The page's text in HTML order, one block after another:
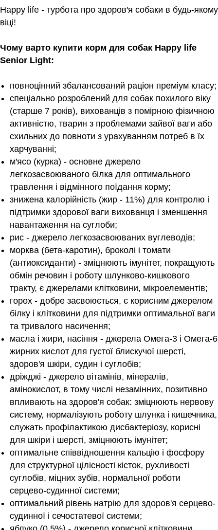
Happy life - турбота про здоров'я собаки в будь-якому
віці!
Чому варто купити корм для собак Happy life
Senior Light:
повноцінний збалансований раціон преміум класу;
спеціально розроблений для собак похилого віку
(старше 7 років), вихованців з помірною фізичною
активністю, тварин з проблемами зайвої ваги або
схильних до повноти з урахуванням потреб в їх
харчуванні;
м'ясо (курка) - основне джерело
легкозасвоюваного білка для оптимального
травлення і відмінного поїдання корму;
знижена калорійність (жир - 11%) для контролю і
підтримки здорової ваги вихованця і зменшення
навантаження на суглоби;
рис - джерело легкозасвоюваних вуглеводів;
морква (бета-каротин), броколі і томати
(антиоксиданти) - зміцнюють імунітет, покращують
обмін речовин і роботу шлунково-кишкового
тракту, є джерелами клітковини, мікроелементів;
горох - добре засвоюється, є корисним джерелом
білку і клітковини для підтримки оптимальної ваги
та тривалого насичення;
масла і жири, насіння - джерела Омега-3 і Омега-6
жирних кислот для густої блискучої шерсті,
здоров'я шкіри, судин і суглобів;
дріжджі - джерело вітамінів, мінералів,
амінокислот, в тому числі незамінних, позитивно
впливають на здоров'я собак: зміцнюють нервову
систему, нормалізують роботу шлунка і кишечника,
служать профілактикою дисбактеріозу, корисні
для шкіри і шерсті, зміцнюють імунітет;
оптимальне співвідношення кальцію і фосфору
для структурної цілісності кісток, рухливості
суглобів, міцних зубів, нормальної роботи
серцево-судинної системи;
оптимальний рівень натрію для здоров'я серцево-
судинної і сечостатевої системи;